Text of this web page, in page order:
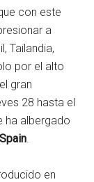
con este
a
Tailandia,
por el alto
gran
28 hasta el
ha albergado
.
en